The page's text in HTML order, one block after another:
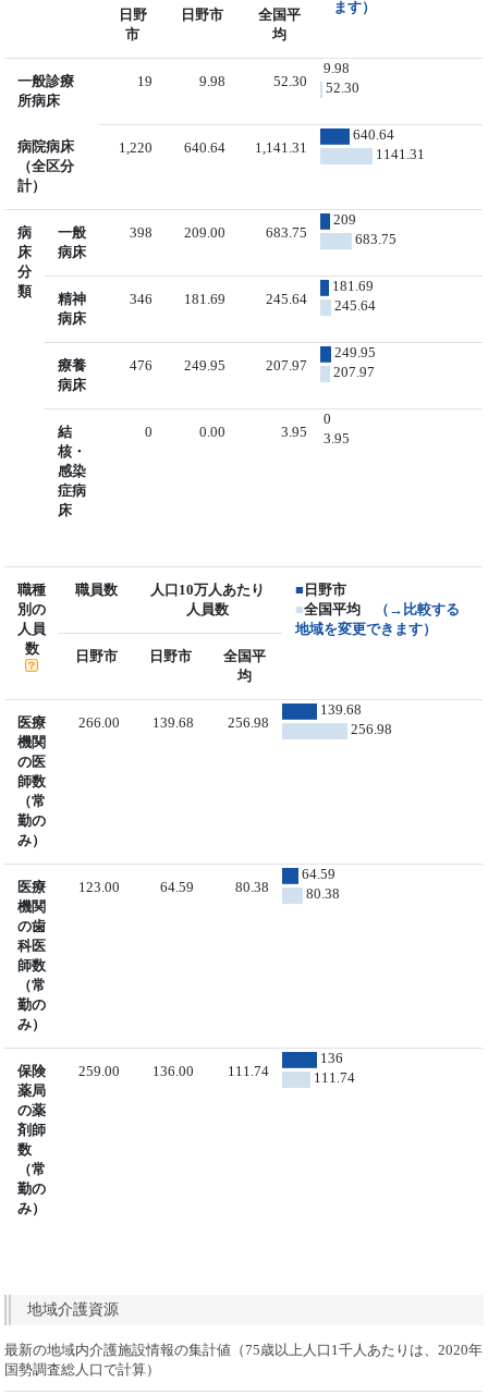
ます）
日野
市
日野市
全国平
均
一般診療
所病床
19 9.98 52.30
9.98
52.30
病院病床
（全区分
計）
1,220 640.64 1,141.31
640.64
1141.31
病
床
分
類
一般
病床
398 209.00 683.75
209
683.75
精神
病床
346 181.69 245.64
181.69
245.64
療養
病床
476 249.95 207.97
249.95
207.97
結
核・
感染
症病
床
0 0.00 3.95
0
3.95
職種
別の
人員
数
職員数
人口10万人あたり
人員数
■ 日野市
■全国平均
（→比較する
地域を変更できます）
日野市
日野市
全国平
均
医療
機関
の医
師数
（常
勤の
み）
266.00 139.68 256.98
139.68
256.98
医療
機関
の歯
科医
師数
（常
勤の
み）
123.00 64.59 80.38
64.59
80.38
保険
薬局
の薬
剤師
数
（常
勤の
み）
259.00 136.00 111.74
136
111.74
地域介護資源
最新の地域内介護施設情報の集計値（75歳以上人口1千人あたりは、2020年
国勢調査総人口で計算）